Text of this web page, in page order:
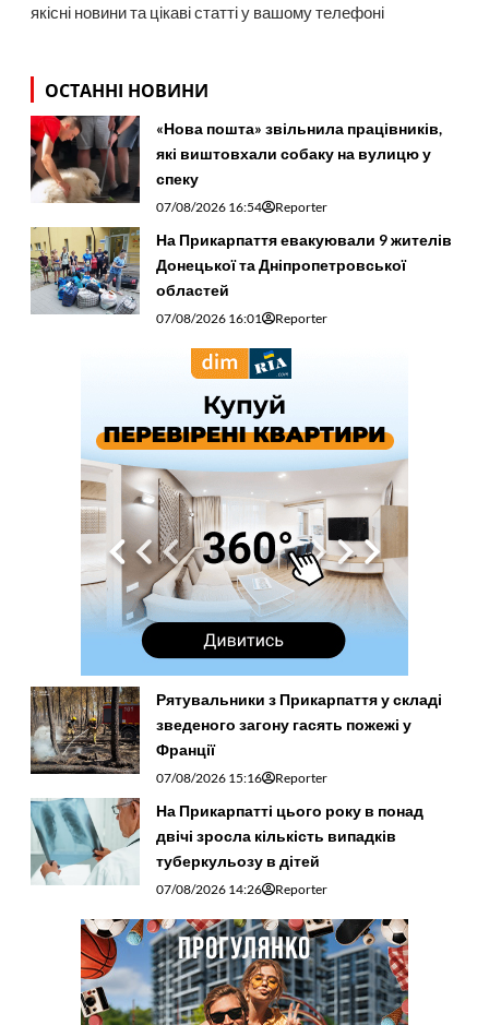
якісні новини та цікаві статті у вашому телефоні
ОСТАННІ НОВИНИ
«Нова пошта» звільнила працівників,
які виштовхали собаку на вулицю у
спеку
07/08/2026 16:54 Reporter
На Прикарпаття евакуювали 9 жителів
Донецької та Дніпропетровської
областей
07/08/2026 16:01 Reporter
Рятувальники з Прикарпаття у складі
зведеного загону гасять пожежі у
Франції
07/08/2026 15:16 Reporter
На Прикарпатті цього року в понад
двічі зросла кількість випадків
туберкульозу в дітей
07/08/2026 14:26 Reporter